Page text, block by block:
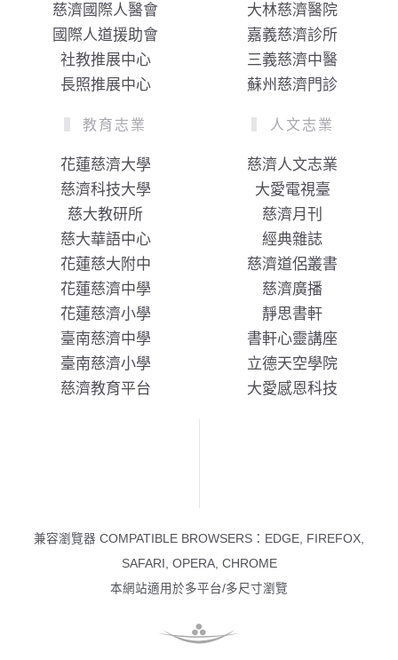
慈濟國際人醫會
國際人道援助會
社教推展中心
長照推展中心
大林慈濟醫院
嘉義慈濟診所
三義慈濟中醫
蘇州慈濟門診
教育志業
花蓮慈濟大學
慈濟科技大學
慈大教研所
慈大華語中心
花蓮慈大附中
花蓮慈濟中學
花蓮慈濟小學
臺南慈濟中學
臺南慈濟小學
慈濟教育平台
人文志業
慈濟人文志業
大愛電視臺
慈濟月刊
經典雜誌
慈濟道侶叢書
慈濟廣播
靜思書軒
書軒心靈講座
立德天空學院
大愛感恩科技
兼容瀏覽器 COMPATIBLE BROWSERS：EDGE, FIREFOX,
SAFARI, OPERA, CHROME
本網站適用於多平台/多尺寸瀏覽